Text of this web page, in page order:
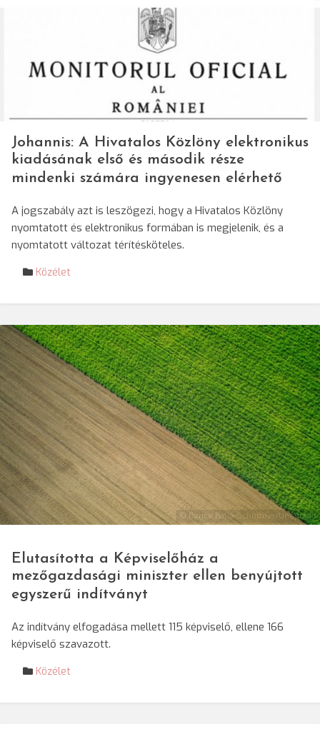
Johannis: A Hivatalos Közlöny elektronikus
kiadásának első és második része
mindenki számára ingyenesen elérhető
A jogszabály azt is leszögezi, hogy a Hivatalos Közlöny
nyomtatott és elektronikus formában is megjelenik, és a
nyomtatott változat térítésköteles.
Közélet
© Bence Balla-Schottner/Unsplash
Elutasította a Képviselőház a
mezőgazdasági miniszter ellen benyújtott
egyszerű indítványt
Az indítvány elfogadása mellett 115 képviselő, ellene 166
képviselő szavazott.
Közélet